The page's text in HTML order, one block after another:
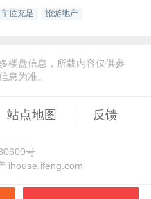
车位充足 旅游地产
楼盘信息，所载内容仅供参
息为准。
站点地图 反馈
号
ihouse.ifeng.com